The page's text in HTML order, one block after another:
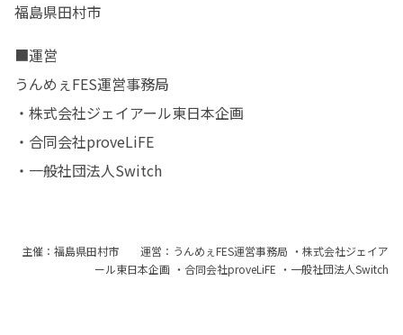
福島県田村市
■運営
うんめぇFES運営事務局
・株式会社ジェイアール東日本企画
・合同会社proveLiFE
・一般社団法人Switch
主催：福島県田村市 運営：うんめぇFES運営事務局 ・株式会社ジェイア
ール東日本企画 ・合同会社proveLiFE ・一般社団法人Switch